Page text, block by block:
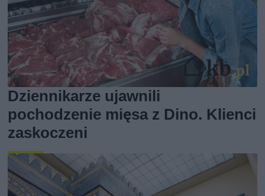
Dziennikarze ujawnili
pochodzenie mięsa z Dino. Klienci
zaskoczeni